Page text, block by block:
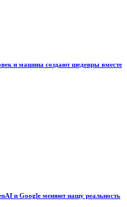
и машина создают шедевры вместе
и Google меняют нашу реальность